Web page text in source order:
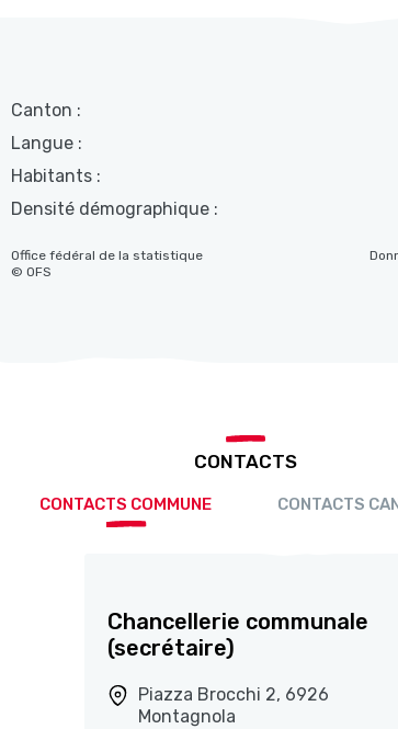
Canton :
Langue :
Habitants :
Densité démographique :
Office fédéral de la statistique
© OFS
CONTACTS
CONTACTS COMMUNE CONTACTS
Chancellerie communale
(secrétaire)
Piazza Brocchi 2, 6926
Montagnola